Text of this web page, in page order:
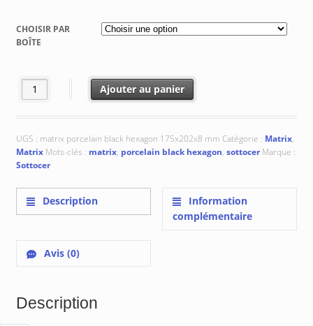
prix :
€ 48.51
CHOISIR PAR
BOÎTE
quantité de Porcelain Black Hexagon : 17.5x20.2x0.8 cm
Ajouter au panier
UGS : matrix porcelain black hexagon 175x202x8 mm Catégorie : Matrix,
Matrix Mots-clés : matrix, porcelain black hexagon, sottocer Marque :
Sottocer
Description
Information
complémentaire
Avis (0)
Description